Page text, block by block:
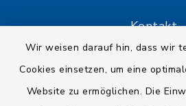
Wir weisen darauf hin, dass wir
Cookies einsetzen, um eine
Website zu ermöglichen. Die
Kontakt